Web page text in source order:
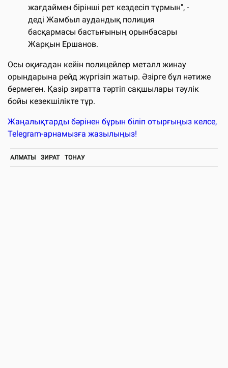
жағдаймен бірінші рет кездесіп тұрмын", -
деді Жамбыл аудандық полиция
басқармасы бастығының орынбасары
Жарқын Ершанов.
Осы оқиғадан кейін полицейлер металл жинау
орындарына рейд жүргізіп жатыр. Әзірге бұл нәтиже
бермеген. Қазір зиратта тәртіп сақшылары тәулік
бойы кезекшілікте тұр.
Жаңалықтарды бәрінен бұрын біліп отырғыңыз келсе,
Telegram-арнамызға жазылыңыз!
АЛМАТЫ ЗИРАТ ТОНАУ